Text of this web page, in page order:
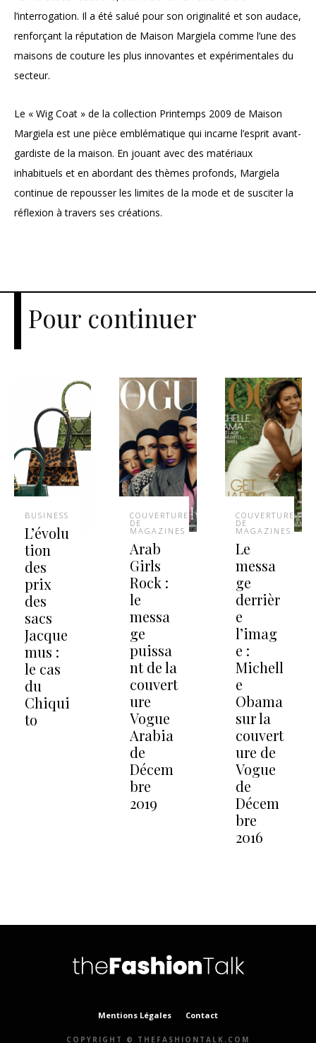
l’interrogation. Il a été salué pour son originalité et son audace,
renforçant la réputation de Maison Margiela comme l’une des
maisons de couture les plus innovantes et expérimentales du
secteur.
Le « Wig Coat » de la collection Printemps 2009 de Maison
Margiela est une pièce emblématique qui incarne l’esprit avant-
gardiste de la maison. En jouant avec des matériaux
inhabituels et en abordant des thèmes profonds, Margiela
continue de repousser les limites de la mode et de susciter la
réflexion à travers ses créations.
Pour continuer
BUSINESS
L’évolu
tion
des
prix
des
sacs
Jacque
mus :
le cas
du
Chiqui
to
COUVERTURES
DE
MAGAZINES
Arab
Girls
Rock :
le
messa
ge
puissa
nt de la
couvert
ure
Vogue
Arabia
de
Décem
bre
2019
COUVERTURES
DE
MAGAZINES
Le
messa
ge
derrièr
e
l’imag
e :
Michell
e
Obama
sur la
couvert
ure de
Vogue
de
Décem
bre
2016
Mentions Légales Contact
COPYRIGHT © THEFASHIONTALK.COM